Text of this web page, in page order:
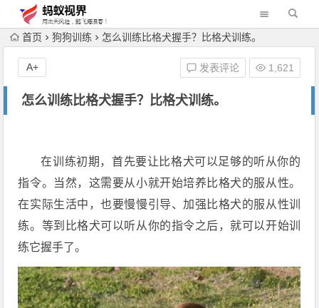
首页 狗狗训练 怎么训练比格犬握手？比格犬训练。
怎么训练比格犬握手？比格犬训练。
发表评论 1,621
A+
在训练初期，首先要让比格犬可以足够的听从你的
指令。当然，这需要从小就开始培养比格犬的服从性。
在实际生活中，也要慢慢引导、加强比格犬的服从性训
练。等到比格犬可以听从你的指令之后，就可以开始训
练它握手了。